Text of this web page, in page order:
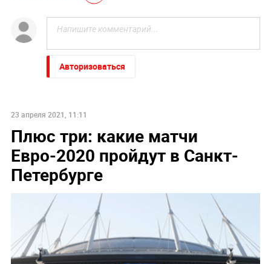
Авторизоваться
23 апреля 2021, 11:11
Плюс три: какие матчи
Евро-2020 пройдут в Санкт-
Петербурге